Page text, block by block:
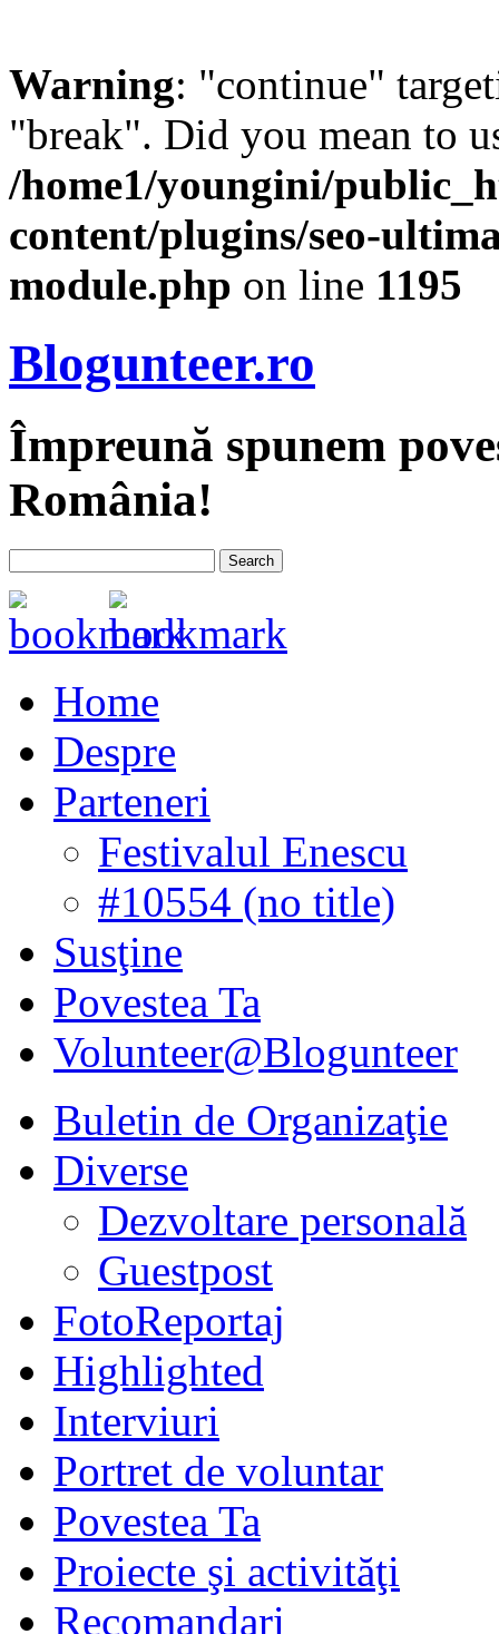
Warning: "continue"
"break". Did you mean to
/home1/youngini/
content/plugins/seo-
module.php on line 1195
Blogunteer.ro
Împreună spunem
România!
Home
Despre
Parteneri
Festivalul Enescu
#10554 (no title)
Susţine
Povestea Ta
Volunteer@Blogunteer
Buletin de Organizaţie
Diverse
Dezvoltare personală
Guestpost
FotoReportaj
Highlighted
Interviuri
Portret de voluntar
Povestea Ta
Proiecte şi activităţi
Recomandari